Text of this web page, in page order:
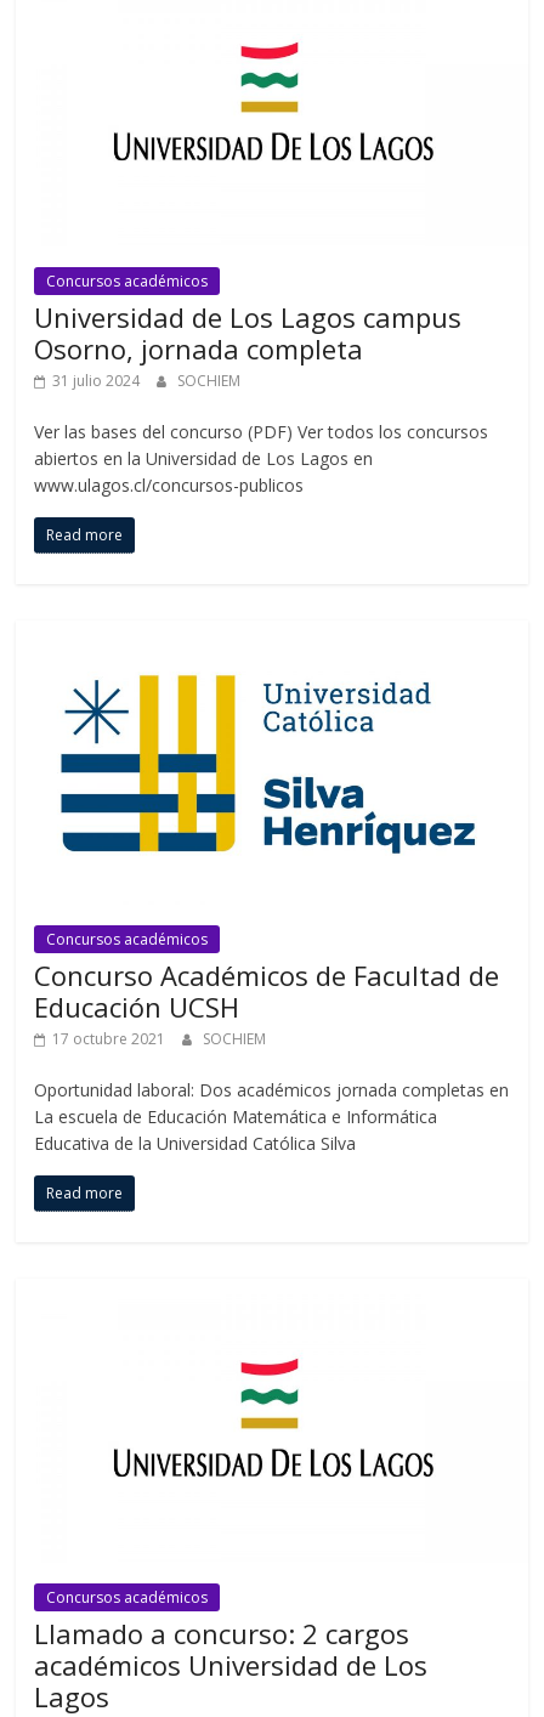
Concursos académicos
Universidad de Los Lagos campus
Osorno, jornada completa
31 julio 2024 SOCHIEM
Ver las bases del concurso (PDF) Ver todos los concursos
abiertos en la Universidad de Los Lagos en
www.ulagos.cl/concursos-publicos
Read more
Concursos académicos
Concurso Académicos de Facultad de
Educación UCSH
17 octubre 2021 SOCHIEM
Oportunidad laboral: Dos académicos jornada completas en
La escuela de Educación Matemática e Informática
Educativa de la Universidad Católica Silva
Read more
Concursos académicos
Llamado a concurso: 2 cargos
académicos Universidad de Los
Lagos